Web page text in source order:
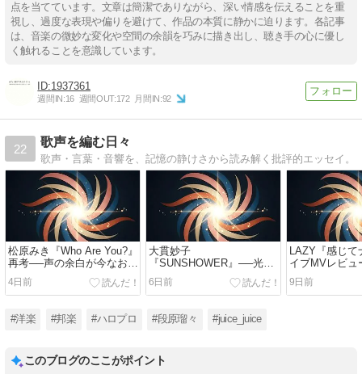
点を当てています。文章は簡潔でありながら、深い情感を伝えることを重
視し、過度な表現や偏りを避けて、作品の本質に静かに迫ります。各記事
は、音楽の微妙な変化や空間の余韻を巧みに描き出し、聴き手の心に優し
く触れることを意識しています。
1937361
週間IN:16 週間OUT:172 月間IN:92
22
歌声を編む日々
歌声・言葉・音響を、記憶の静けさから読み解く批評的エッセイ。
松原みき『Who Are You?』
再考──声の余白が今なお響
く理由
4日前
大貫妙子
『SUNSHOWER』──光が
記憶の輪郭をそっと揺らす
歌声レビュー
6日前
LAZY『感じ
イブMVレビ
声の記憶を揺
9日前
#洋楽 #邦楽 #ハロプロ #段原瑠々 #juice_juice
このブログのここがポイント